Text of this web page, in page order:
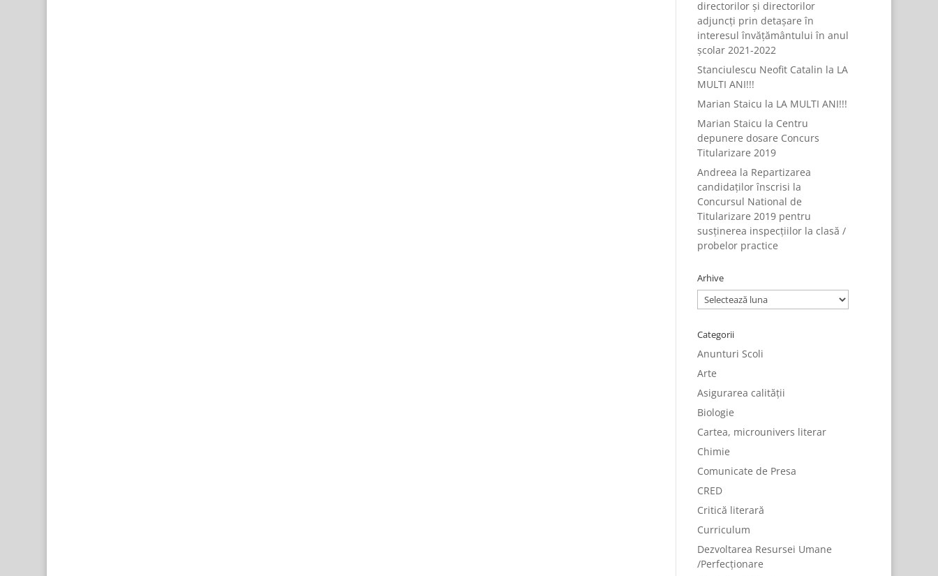
directorilor și directorilor
adjuncți prin detașare în
interesul învățământului în anul
școlar 2021-2022
Stanciulescu Neofit Catalin la LA
MULTI ANI!!!
Marian Staicu la LA MULTI ANI!!!
Marian Staicu la Centru
depunere dosare Concurs
Titularizare 2019
Andreea la Repartizarea
candidaților înscrisi la
Concursul National de
Titularizare 2019 pentru
susținerea inspecțiilor la clasă /
probelor practice
Arhive
Arhive
Categorii
Anunturi Scoli
Arte
Asigurarea calității
Biologie
Cartea, microunivers literar
Chimie
Comunicate de Presa
CRED
Critică literară
Curriculum
Dezvoltarea Resursei Umane
/Perfecționare